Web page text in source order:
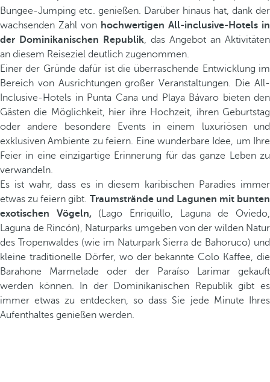
Bungee-Jumping etc. genießen. Darüber hinaus hat, dank der
wachsenden Zahl von hochwertigen All-inclusive-Hotels in
der Dominikanischen Republik, das Angebot an Aktivitäten
an diesem Reiseziel deutlich zugenommen.
Einer der Gründe dafür ist die überraschende Entwicklung im
Bereich von Ausrichtungen großer Veranstaltungen. Die All-
Inclusive-Hotels in Punta Cana und Playa Bávaro bieten den
Gästen die Möglichkeit, hier ihre Hochzeit, ihren Geburtstag
oder andere besondere Events in einem luxuriösen und
exklusiven Ambiente zu feiern. Eine wunderbare Idee, um Ihre
Feier in eine einzigartige Erinnerung für das ganze Leben zu
verwandeln.
Es ist wahr, dass es in diesem karibischen Paradies immer
etwas zu feiern gibt. Traumstrände und Lagunen mit bunten
exotischen Vögeln,(Lago Enriquillo, Laguna de Oviedo,
Laguna de Rincón), Naturparks umgeben von der wilden Natur
des Tropenwaldes (wie im Naturpark Sierra de Bahoruco) und
kleine traditionelle Dörfer, wo der bekannte Colo Kaffee, die
Barahone Marmelade oder der Paraíso Larimar gekauft
werden können. In der Dominikanischen Republik gibt es
immer etwas zu entdecken, so dass Sie jede Minute Ihres
Aufenthaltes genießen werden.